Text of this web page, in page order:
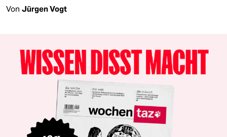
Von Jürgen Vogt